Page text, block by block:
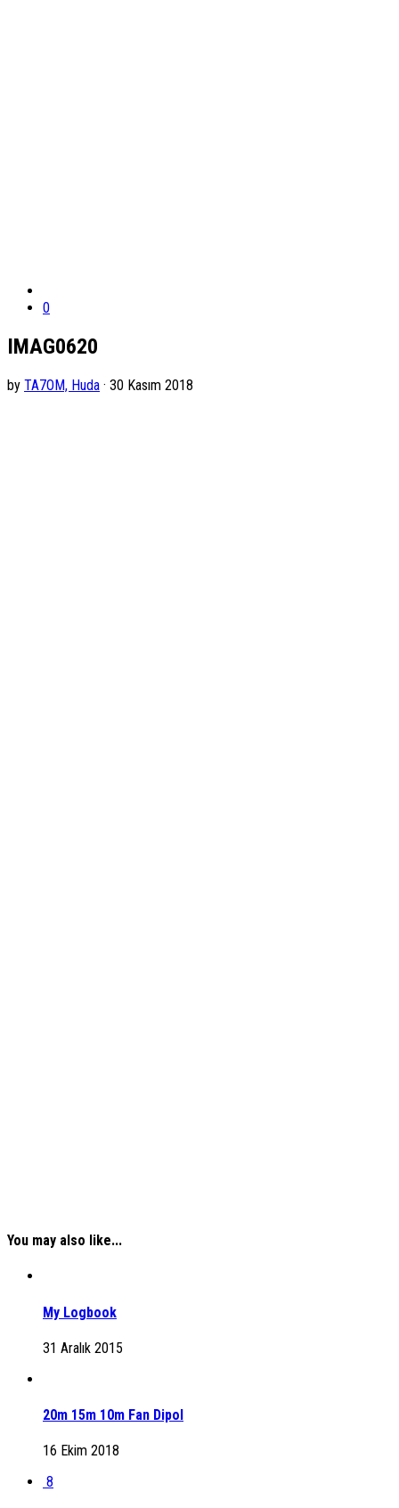
0
IMAG0620
by TA7OM, Huda · 30 Kasım 2018
You may also like...
My Logbook
31 Aralık 2015
20m 15m 10m Fan Dipol
16 Ekim 2018
8